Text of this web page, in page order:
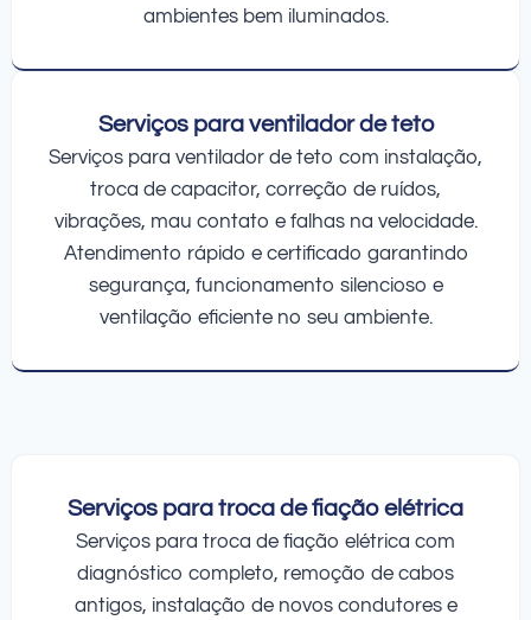
ambientes bem iluminados.
Serviços para ventilador de teto
Serviços para ventilador de teto com instalação,
troca de capacitor, correção de ruídos,
vibrações, mau contato e falhas na velocidade.
Atendimento rápido e certificado garantindo
segurança, funcionamento silencioso e
ventilação eficiente no seu ambiente.
Serviços para troca de fiação elétrica
Serviços para troca de fiação elétrica com
diagnóstico completo, remoção de cabos
antigos, instalação de novos condutores e